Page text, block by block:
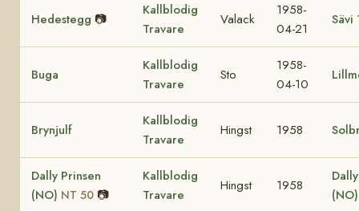
Hedestegg 📷
Kallblodig
Travare
Valack
1958-
04-21
Sävi
Buga
Kallblodig
Travare
Sto
1958-
04-10
Brynjulf
Kallblodig
Travare
Hingst 1958
Dally Prinsen
(NO) NT 50 📷
Kallblodig
Travare
Hingst 1958